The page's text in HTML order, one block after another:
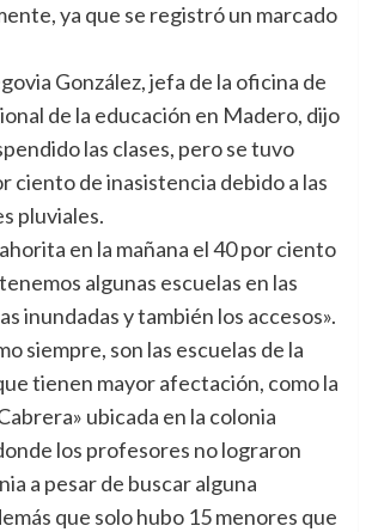
ya que se registró un marcado
González, jefa de la oficina de
de la educación en Madero, dijo
las clases, pero se tuvo
ciento de inasistencia debido a las
pluviales.
en la mañana el 40 por ciento
algunas escuelas en las
inundadas y también los accesos».
siempre, son las escuelas de la
tienen mayor afectación, como la
ubicada en la colonia
los profesores no lograron
a pesar de buscar alguna
que solo hubo 15 menores que